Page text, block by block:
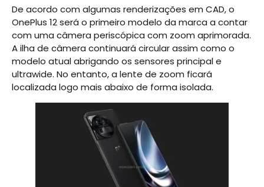
De acordo com algumas renderizações em CAD, o
OnePlus 12 será o primeiro modelo da marca a contar
com uma câmera periscópica com zoom aprimorada.
A ilha de câmera continuará circular assim como o
modelo atual abrigando os sensores principal e
ultrawide. No entanto, a lente de zoom ficará
localizada logo mais abaixo de forma isolada.